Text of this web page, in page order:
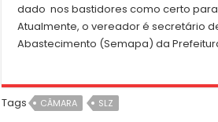
dado nos bastidores como certo
Atualmente, o vereador é secretário
Abastecimento (Semapa) da
Tags CÂMARA SLZ